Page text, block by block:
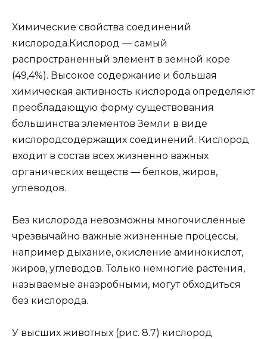
Химические свойства соединений
кислорода.Кислород — самый
распространенный элемент в земной коре
(49,4%). Высокое содержание и большая
химическая активность кислорода определяют
преобладающую форму существования
большинства элементов Земли в виде
кислородсодержащих соединений. Кислород
входит в состав всех жизненно важных
органических веществ — белков, жиров,
углеводов.
Без кислорода невозможны многочисленные
чрезвычайно важные жизненные процессы,
например дыхание, окисление аминокислот,
жиров, углеводов. Только немногие растения,
называемые анаэробными, могут обходиться
без кислорода.
У высших животных (рис. 8.7) кислород